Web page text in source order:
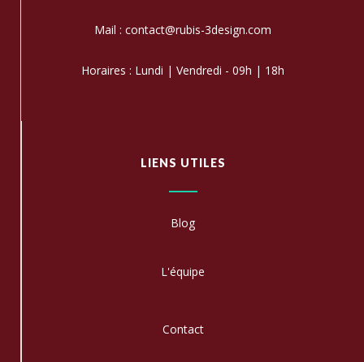
Mail : contact@rubis-3design.com
Horaires : Lundi | Vendredi - 09h | 18h
LIENS UTILES
Blog
L'équipe
Contact